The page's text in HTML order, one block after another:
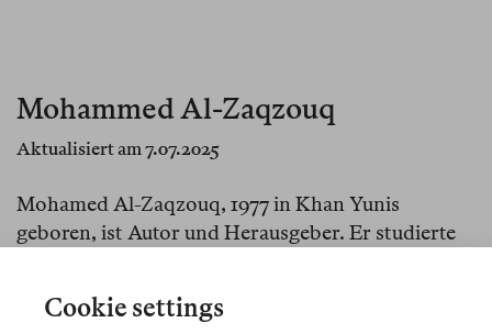
Mohammed Al-Zaqzouq
Aktualisiert am 7.07.2025
Mohamed Al-Zaqzouq, 1977 in Khan Yunis
geboren, ist Autor und Herausgeber. Er studierte
palästinensische und arabische Plattformen. Im
Cookie settings